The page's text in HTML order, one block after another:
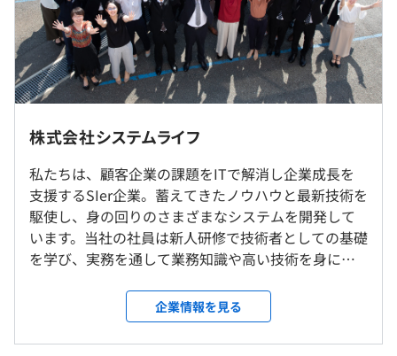
◆学べる環境
社内システムによる情報共有や案件事例のケーススタディ
を通して、他メンバーの開発経験を自らの肥やしにできる
環境があります。
また技術面だけでなく、さまざまなテーマで小集団ディス
カッションをおこなう取り組みもあります。
学び合いながら、ひとりの人間として成長していくことが
できます。
◆社内で勉強会を定期開催
SEとして、お客様の業務課題を解決に導くためには、プ
て理解している必要があります。
弊社の得意業種：運輸・食肉・物流の3業種について、業
界用語や業務フロー等、月に1回以上社内で学習する機会
※転勤はありません
就業場所の変更範囲
＜雇入時＞
雇入時：熊本営業所、および派遣先
＜変更範囲＞
変更範囲：会社の定める場所（テレワークを行う場所を含
む）
受動喫煙防止措置に関する事項
従業員に対する受動喫煙対策：あり
対策内容：敷地内禁煙（喫煙場所あり
9:00～18:00
休憩時間：12:00〜13:00（60分）
平均残業時間：月10時間以内(基本定時退社です！)
・完全週休2日制（土・日）
・祝日
・有給休暇：10日～20日
・夏季休暇
・年末年始休暇
・慶弔休暇
前年度 男性5人 女性2人
2年度前 男性5人 女性5人
3年度前 男性11人 女性2人
平均勤続年数
7.4年
研修の有無及び内容
入社後、約3カ月の研修で社会人としての基礎とプログラ
ミングをおこなう上での基礎をしっかりと身につけていた
だきます。
その後、実務を通じた教育訓練（OJT）を受け、よりスキ
ルアップしていただきます。
株式会社システムライフ
私たちは、顧客企業の課題をITで解消し企業成長を
支援するSIer企業。蓄えてきたノウハウと最新技術を
駆使し、身の回りのさまざまなシステムを開発して
います。当社の社員は新人研修で技術者としての基礎
を学び、実務を通して業務知識や高い技術を身につ
ア」として育っていきます。皆さんのアイデアを新し
い価値として創出する。活躍の場は無限です。当社に
は自分らしく生き生きと働ける環境があります。私た
企業情報を見る